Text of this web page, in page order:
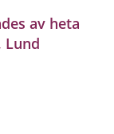
av heta
Lund